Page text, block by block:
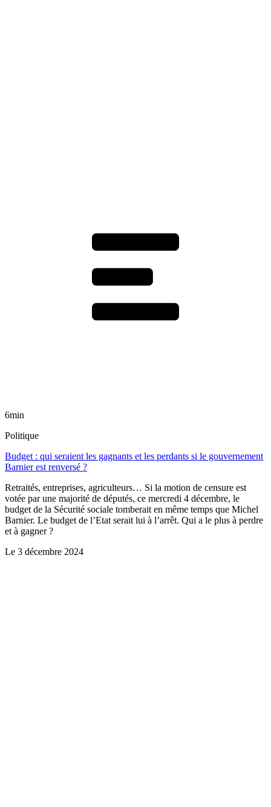
6min
Politique
Budget : qui seraient les gagnants et les perdants si le gouvernement
Barnier est renversé ?
Retraités, entreprises, agriculteurs… Si la motion de censure est
votée par une majorité de députés, ce mercredi 4 décembre, le
budget de la Sécurité sociale tomberait en même temps que Michel
Barnier. Le budget de l’Etat serait lui à l’arrêt. Qui a le plus à perdre
et à gagner ?
Le 3 décembre 2024